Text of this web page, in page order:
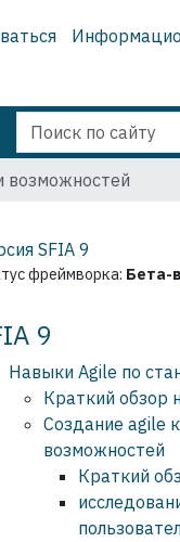
Поиск
Расширенный
поиск
возможностей
SFIA9
фреймворка: Бета-
9
Навыки Agile по
Краткий обзор
Создание agile
возможностей
Краткий